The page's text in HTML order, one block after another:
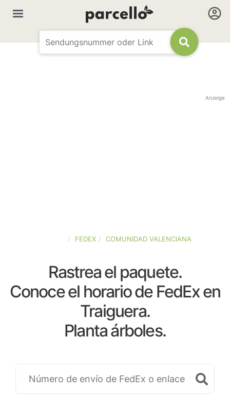
Anzeige
FEDEX COMUNIDAD VALENCIANA
Rastrea el paquete.
Conoce el horario de FedEx en
Traiguera.
Planta árboles.